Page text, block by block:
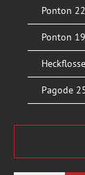
Ponton
Ponton
Pagode